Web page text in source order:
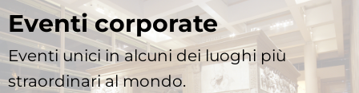
Eventi corporate
Eventi unici in alcuni dei luoghi più
straordinari al mondo.